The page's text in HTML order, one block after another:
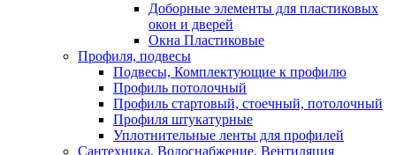
Доборные элементы для пластиковых
окон и дверей
Окна Пластиковые
Профиля, подвесы
Подвесы, Комплектующие к профилю
Профиль потолочный
Профиль стартовый, стоечный, потолочный
Профиля штукатурные
Уплотнительные ленты для профилей
Сантехника, Водоснабжение, Вентиляция